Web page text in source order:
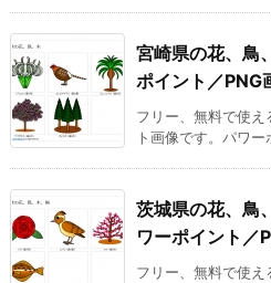
宮崎県の花、鳥
ポイント／PNG
フリー、無料で使
ト画像です。パワ
茨城県の花、鳥
ワーポイント／
フリー、無料で使え